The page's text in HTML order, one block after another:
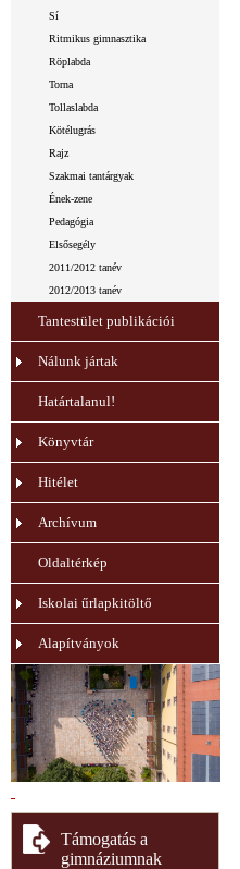
Sí
Ritmikus gimnasztika
Röplabda
Torna
Tollaslabda
Kötélugrás
Rajz
Szakmai tantárgyak
Ének-zene
Pedagógia
Elsősegély
2011/2012 tanév
2012/2013 tanév
Tantestület publikációi
Nálunk jártak
Határtalanul!
Könyvtár
Hitélet
Archívum
Oldaltérkép
Iskolai űrlapkitöltő
Alapítványok
Támogatás a
gimnáziumnak